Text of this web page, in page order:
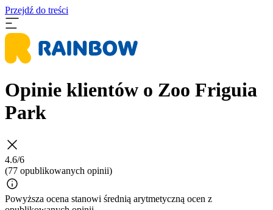
Przejdź do treści
Opinie klientów o Zoo Friguia
Park
4.6/6
(77 opublikowanych opinii)
Powyższa ocena stanowi średnią arytmetyczną ocen z